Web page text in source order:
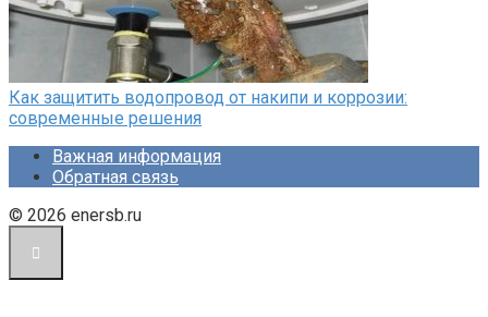
Как защитить водопровод от накипи и коррозии:
современные решения
Важная информация
Обратная связь
© 2026 enersb.ru